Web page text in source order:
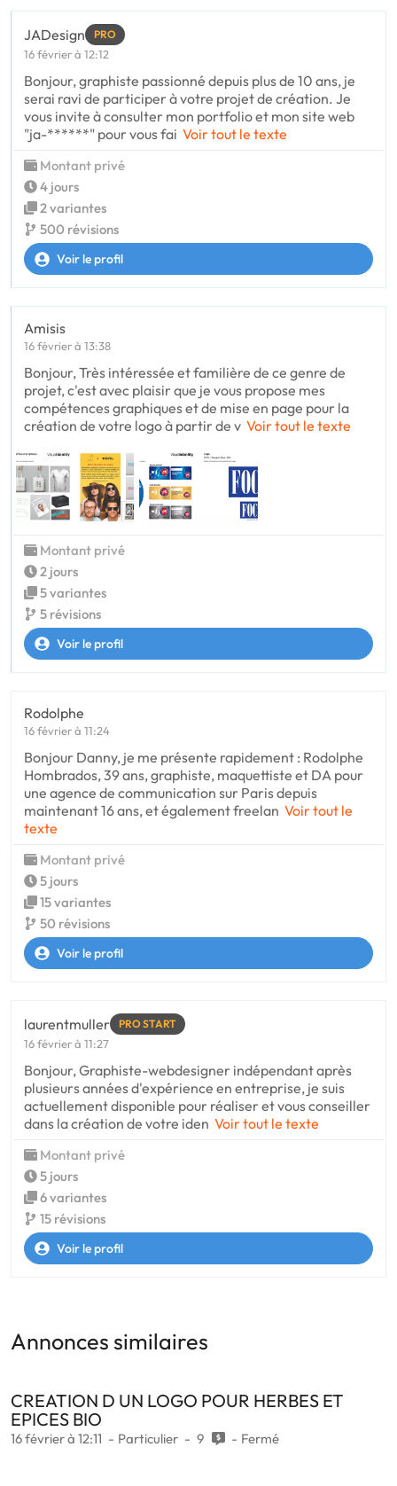
JADesign PRO
16 février à 12:12
Bonjour, graphiste passionné depuis plus de 10 ans, je
serai ravi de participer à votre projet de création. Je
vous invite à consulter mon portfolio et mon site web
"ja-******" pour vous fai Voir tout le texte
Montant privé
4 jours
2 variantes
500 révisions
Voir le profil
Amisis
16 février à 13:38
Bonjour, Très intéressée et familière de ce genre de
projet, c'est avec plaisir que je vous propose mes
compétences graphiques et de mise en page pour la
création de votre logo à partir de v Voir tout le texte
Montant privé
2 jours
5 variantes
5 révisions
Voir le profil
Rodolphe
16 février à 11:24
Bonjour Danny, je me présente rapidement : Rodolphe
Hombrados, 39 ans, graphiste, maquettiste et DA pour
une agence de communication sur Paris depuis
maintenant 16 ans, et également freelan Voir tout le
texte
Montant privé
5 jours
15 variantes
50 révisions
Voir le profil
laurentmuller PRO START
16 février à 11:27
Bonjour, Graphiste-webdesigner indépendant après
plusieurs années d'expérience en entreprise, je suis
actuellement disponible pour réaliser et vous conseiller
dans la création de votre iden Voir tout le texte
Montant privé
5 jours
6 variantes
15 révisions
Voir le profil
Annonces similaires
CREATION D UN LOGO POUR HERBES ET
EPICES BIO
16 février à 12:11 Particulier 9 Fermé